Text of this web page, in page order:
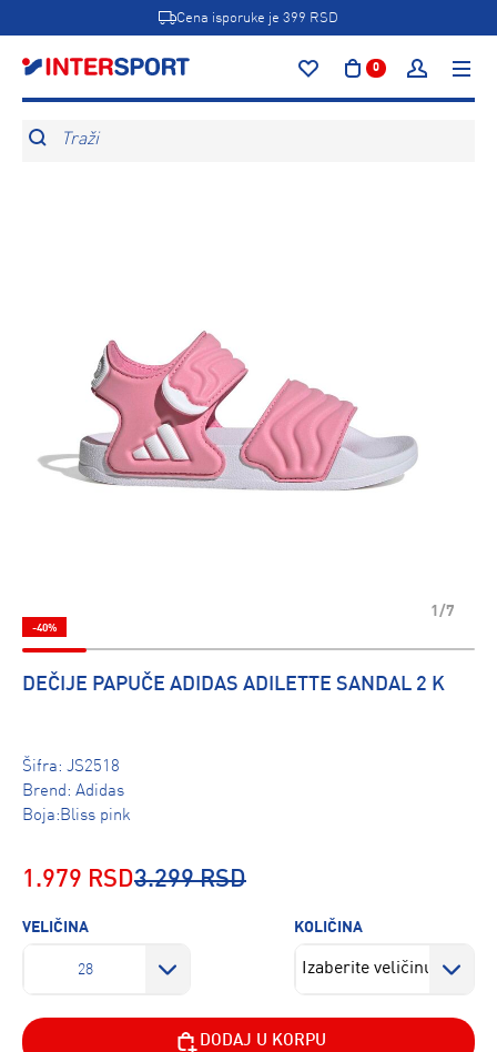
Cena isporuke je 399 RSD
0
Traži
1/7
-40%
DEČIJE PAPUČE ADIDAS ADILETTE SANDAL 2 K
Šifra: JS2518
Brend: Adidas
Boja:Bliss pink
1.979 RSD3.299 RSD
VELIČINA
28
KOLIČINA
DODAJ U KORPU